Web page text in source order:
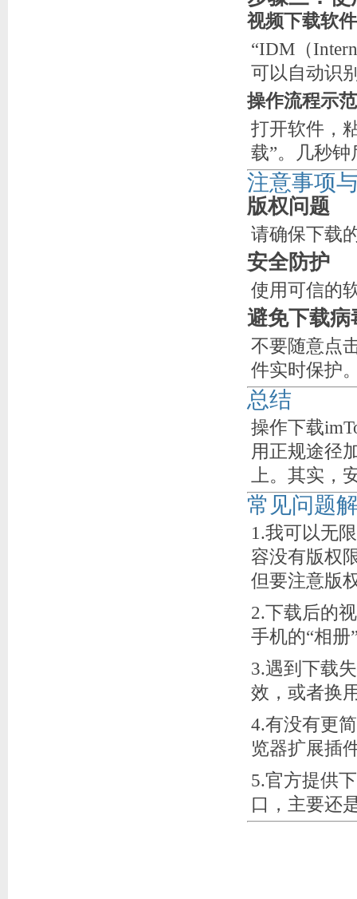
视频下载软
“IDM（
可以自动识
操作流程示范
打开软件，
载”。几秒
注意事项
版权问题
请确保下载
安全防护
使用可信的
避免下载病
不要随意点
件实时保护
总结
操作下载
用正规途径
上。其实，
常见问题
1.我可以无
容没有版权
但要注意版
2.下载后的
手机的“相
3.遇到下载
效，或者换
4.有没有更
览器扩展插
5.官方提供
口，主要还